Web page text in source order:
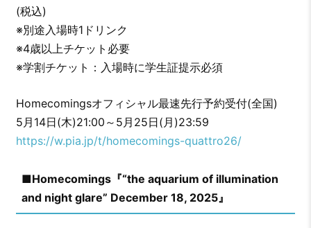
(税込)
※別途入場時1ドリンク
※4歳以上チケット必要
※学割チケット：入場時に学生証提示必須
Homecomingsオフィシャル最速先行予約受付(全国)
5月14日(木)21:00～5月25日(月)23:59
https://w.pia.jp/t/homecomings-quattro26/
■Homecomings『“the aquarium of illumination
and night glare” December 18, 2025』